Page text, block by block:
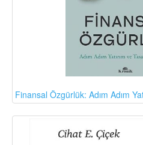
Finansal Özgürlük: Adım Adım